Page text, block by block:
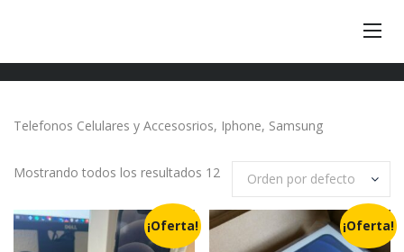
Telefonos Celulares y Accesosrios, Iphone, Samsung
Mostrando todos los resultados 12 Orden por defecto
¡Oferta! ¡Oferta!